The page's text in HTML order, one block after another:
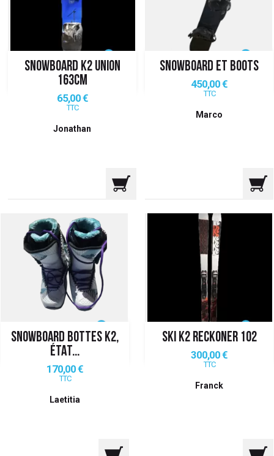
DE COMBAT
DE RAQUETTE
SNOWBOARD K2 UNION
163CM
Prix
65,00 €
TTC
Jonathan
SNOWBOARD ET BOOTS
Prix
450,00 €
TTC
Marco
SNOWBOARD BOTTES K2,
ÉTAT...
Prix
170,00 €
TTC
Laetitia
SKI K2 RECKONER 102
Prix
300,00 €
TTC
Franck